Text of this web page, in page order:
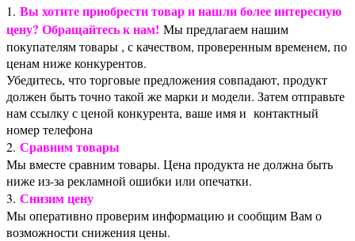
1. Вы хотите приобрести товар и нашли более интересную
цену? Обращайтесь к нам! Мы предлагаем нашим
покупателям товары , с качеством, проверенным временем, по
ценам ниже конкурентов.
Убедитесь, что торговые предложения совпадают, продукт
должен быть точно такой же марки и модели. Затем отправьте
нам ссылку с ценой конкурента, ваше имя и контактный
номер телефона
2. Сравним товары
Мы вместе сравним товары. Цена продукта не должна быть
ниже из-за рекламной ошибки или опечатки.
3. Снизим цену
Мы оперативно проверим информацию и сообщим Вам о
возможности снижения цены.